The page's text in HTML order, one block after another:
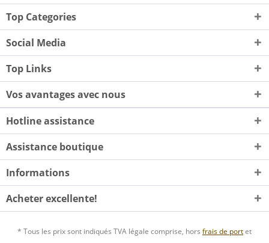
Top Categories
Social Media
Top Links
Vos avantages avec nous
Hotline assistance
Assistance boutique
Informations
Acheter excellente!
* Tous les prix sont indiqués TVA légale comprise, hors frais de portet